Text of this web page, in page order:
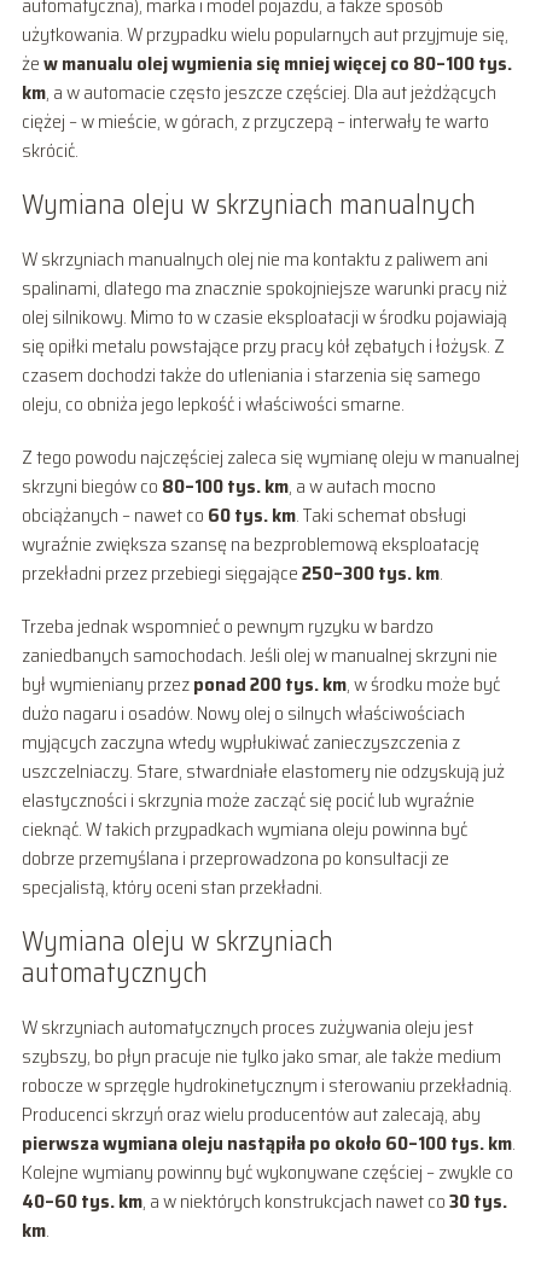
użytkowania. W przypadku wielu popularnych aut przyjmuje się,
żew manualu olej wymienia się mniej więcej co 80–100 tys.
km, a w automacie często jeszcze częściej. Dla aut jeżdżących
ciężej – w mieście, w górach, z przyczepą – interwały te warto
skrócić.
Wymiana oleju w skrzyniach manualnych
W skrzyniach manualnych olej nie ma kontaktu z paliwem ani
spalinami, dlatego ma znacznie spokojniejsze warunki pracy niż
olej silnikowy. Mimo to w czasie eksploatacji w środku pojawiają
się opiłki metalu powstające przy pracy kół zębatych i łożysk. Z
czasem dochodzi także do utleniania i starzenia się samego
oleju, co obniża jego lepkość i właściwości smarne.
Z tego powodu najczęściej zaleca się wymianę oleju w manualnej
skrzyni biegów co 80–100 tys. km, a w autach mocno
obciążanych – nawet co 60 tys. km. Taki schemat obsługi
wyraźnie zwiększa szansę na bezproblemową eksploatację
przekładni przez przebiegi sięgające250–300 tys. km.
Trzeba jednak wspomnieć o pewnym ryzyku w bardzo
zaniedbanych samochodach. Jeśli olej w manualnej skrzyni nie
był wymieniany przezponad 200 tys. km, w środku może być
dużo nagaru i osadów. Nowy olej o silnych właściwościach
myjących zaczyna wtedy wypłukiwać zanieczyszczenia z
uszczelniaczy. Stare, stwardniałe elastomery nie odzyskują już
elastyczności i skrzynia może zacząć się pocić lub wyraźnie
cieknąć. W takich przypadkach wymiana oleju powinna być
dobrze przemyślana i przeprowadzona po konsultacji ze
specjalistą, który oceni stan przekładni.
Wymiana oleju w skrzyniach
automatycznych
W skrzyniach automatycznych proces zużywania oleju jest
szybszy, bo płyn pracuje nie tylko jako smar, ale także medium
robocze w sprzęgle hydrokinetycznym i sterowaniu przekładnią.
Producenci skrzyń oraz wielu producentów aut zalecają, aby
pierwsza wymiana oleju nastąpiła po około 60–100 tys. km.
Kolejne wymiany powinny być wykonywane częściej – zwykle co
40–60 tys. km, a w niektórych konstrukcjach nawet co30 tys.
km.